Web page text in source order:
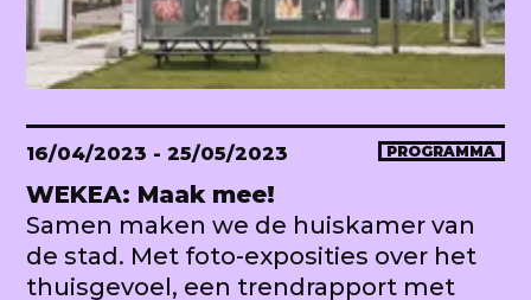
16/04/2023 - 25/05/2023 PROGRAMMA
WEKEA: Maak mee!
Samen maken we de huiskamer van
de stad. Met foto-exposities over het
thuisgevoel, een trendrapport met